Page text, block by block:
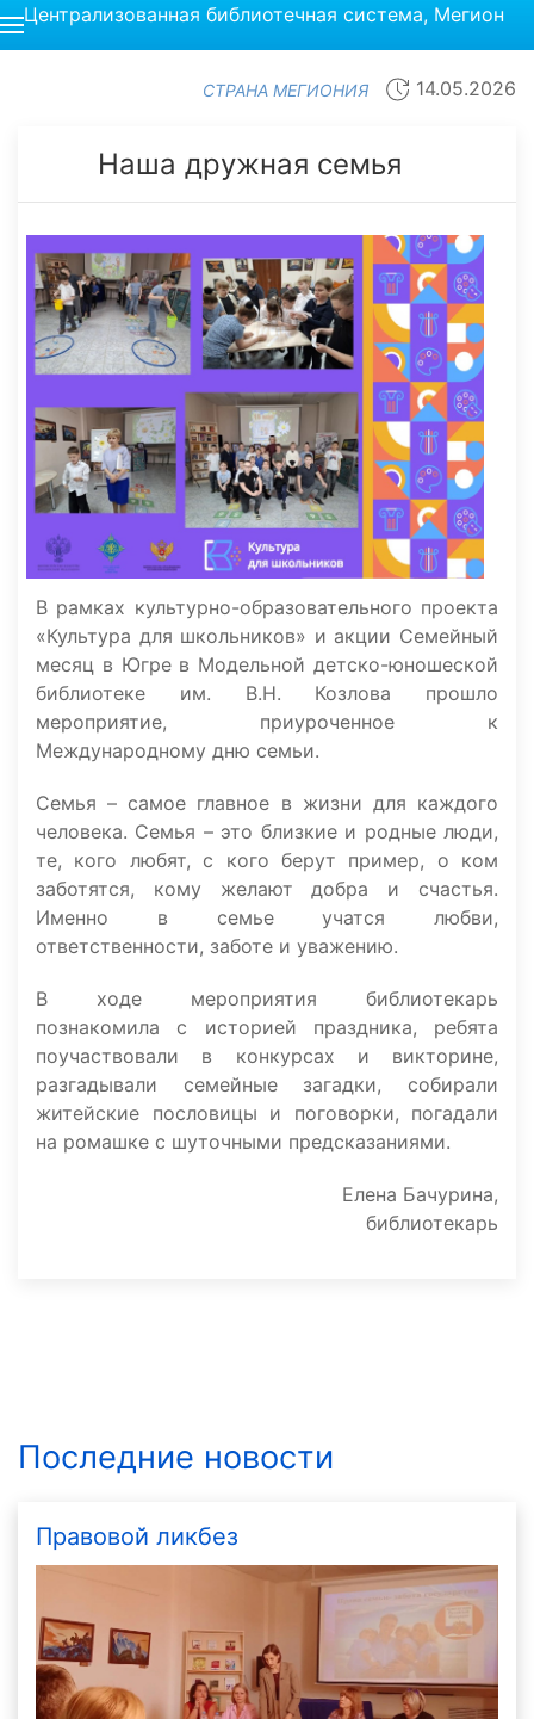
Централизованная библиотечная система, Мегион
СТРАНА МЕГИОНИЯ 14.05.2026
Наша дружная семья
В рамках культурно-образовательного проекта
«Культура для школьников» и акции Семейный
месяц в Югре в Модельной детско-юношеской
библиотеке им. В.Н. Козлова прошло
мероприятие, приуроченное к
Международному дню семьи.
Семья – самое главное в жизни для каждого
человека. Семья – это близкие и родные люди,
те, кого любят, с кого берут пример, о ком
заботятся, кому желают добра и счастья.
Именно в семье учатся любви,
ответственности, заботе и уважению.
В ходе мероприятия библиотекарь
познакомила с историей праздника, ребята
поучаствовали в конкурсах и викторине,
разгадывали семейные загадки, собирали
житейские пословицы и поговорки, погадали
на ромашке с шуточными предсказаниями.
Елена Бачурина,
библиотекарь
Последние новости
Правовой ликбез